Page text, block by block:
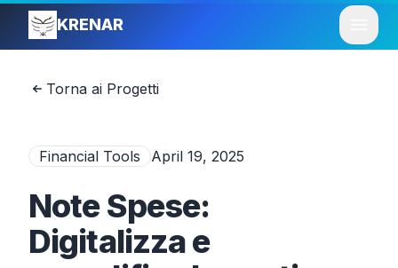
KRENAR
Torna ai Progetti
Financial Tools April 19, 2025
Note Spese:
Digitalizza e